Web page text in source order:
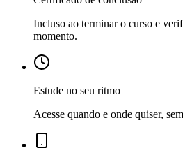
Incluso ao terminar o curso e
momento.
Estude no seu ritmo
Acesse quando e onde quiser,